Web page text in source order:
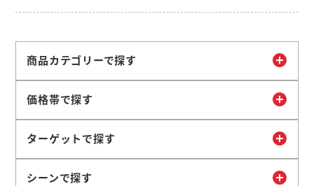
商品カテゴリーで探す
価格帯で探す
ターゲットで探す
シーンで探す